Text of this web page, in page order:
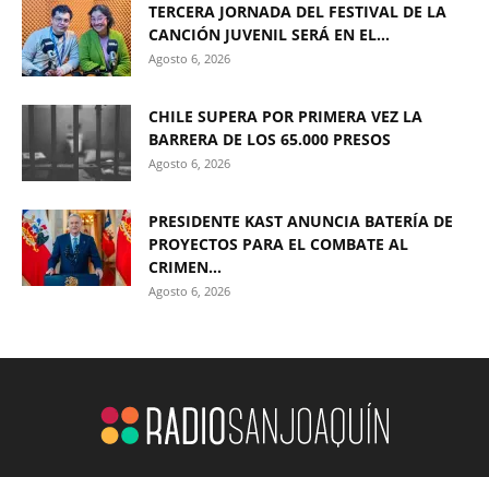
TERCERA JORNADA DEL FESTIVAL DE LA
CANCIÓN JUVENIL SERÁ EN EL...
Agosto 6, 2026
CHILE SUPERA POR PRIMERA VEZ LA
BARRERA DE LOS 65.000 PRESOS
Agosto 6, 2026
PRESIDENTE KAST ANUNCIA BATERÍA DE
PROYECTOS PARA EL COMBATE AL
CRIMEN...
Agosto 6, 2026